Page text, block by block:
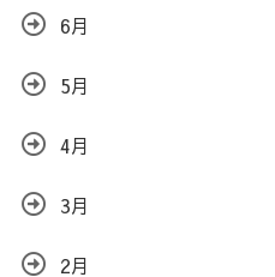
6月
5月
4月
3月
2月